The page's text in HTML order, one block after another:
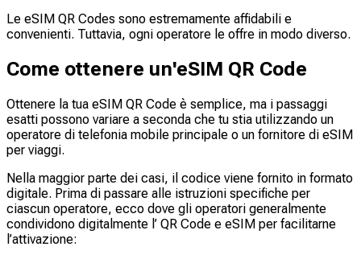
Le eSIM QR Codes sono estremamente affidabili e
convenienti. Tuttavia, ogni operatore le offre in modo diverso.
Come ottenere un'eSIM QR Code
Ottenere la tua eSIM QR Code è semplice, ma i passaggi
esatti possono variare a seconda che tu stia utilizzando un
operatore di telefonia mobile principale o un fornitore di eSIM
per viaggi.
Nella maggior parte dei casi, il codice viene fornito in formato
digitale. Prima di passare alle istruzioni specifiche per
ciascun operatore, ecco dove gli operatori generalmente
condividono digitalmente l’ QR Code e eSIM per facilitarne
l’attivazione: